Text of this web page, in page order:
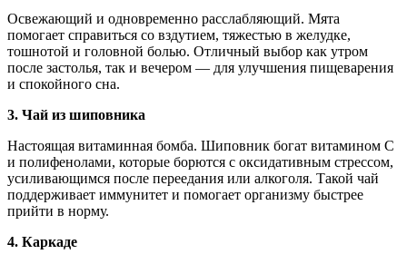
Освежающий и одновременно расслабляющий. Мята
помогает справиться со вздутием, тяжестью в желудке,
тошнотой и головной болью. Отличный выбор как утром
после застолья, так и вечером — для улучшения пищеварения
и спокойного сна.
3. Чай из шиповника
Настоящая витаминная бомба. Шиповник богат витамином C
и полифенолами, которые борются с оксидативным стрессом,
усиливающимся после переедания или алкоголя. Такой чай
поддерживает иммунитет и помогает организму быстрее
прийти в норму.
4. Каркаде